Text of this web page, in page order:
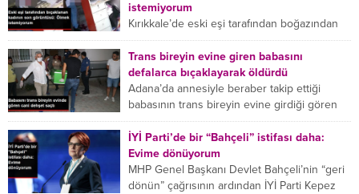
istemiyorum
Kırıkkale’de eski eşi tarafından boğazından
bıçaklanan Emine Bulut’un “Ben ölmek
istemiyorum” demesi ve yanında bulunan 10
yaşındaki kızının “Anne lütfen...
Trans bireyin evine giren babasını
defalarca bıçaklayarak öldürdü
Adana’da annesiyle beraber takip ettiği
babasının trans bireyin evine girdiği gören
cani, babasını vücudunun çeşitli yerlerinden
bıçaklayarak öldürdü. Adana’da bir...
İYİ Parti’de bir “Bahçeli” istifası daha:
Evime dönüyorum
MHP Genel Başkanı Devlet Bahçeli’nin “geri
dönün” çağrısının ardından İYİ Parti Kepez